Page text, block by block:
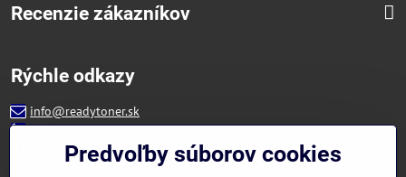
Recenzie zákazníkov
Rýchle odkazy
info@readytoner.sk
+421 944 322 536 (PO-PIA: 09:00- 15:00)
FacebookPredvoľby súborov cookies